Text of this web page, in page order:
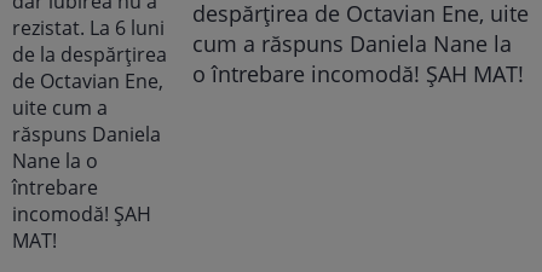
despărțirea de Octavian Ene, uite
cum a răspuns Daniela Nane la
o întrebare incomodă! ȘAH MAT!